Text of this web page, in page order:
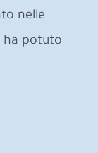
nelle
ha potuto